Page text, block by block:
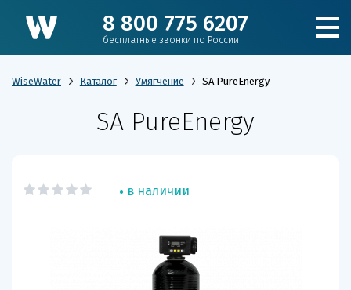
8 800 775 6207
бесплатные звонки по России
Каталог
Кулеры и пурифайеры
WiseWater Каталог Умягчение SA PureEnergy
SA PureEnergy
в наличии